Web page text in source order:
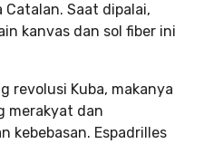
Saat dipalai,
kanvas dan sol fiber ini
revolusi Kuba, makanya
merakyat dan
kebebasan. Espadrilles